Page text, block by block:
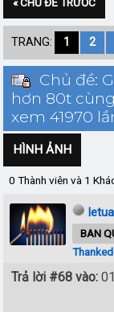
TRANG: 1 2
Chủ đề:
hơn 80t
xem 41970
HÌNH ẢNH
0 Thành viên và 1
BAN
Trả lời #68 vào: